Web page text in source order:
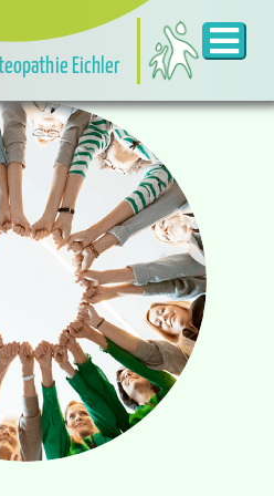
Eichler